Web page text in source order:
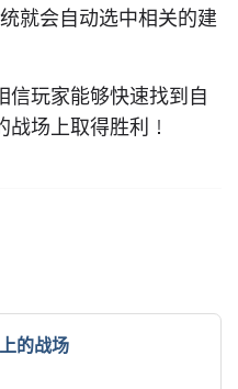
就会自动选中相关的建
信玩家能够快速找到自
场上取得胜利！
的战场